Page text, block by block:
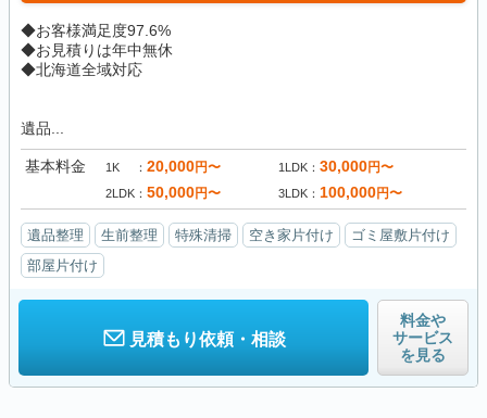
◆お客様満足度97.6%
◆お見積りは年中無休
◆北海道全域対応
遺品...
基本料金 1K 20,000円〜 1LDK 30,000円〜
2LDK 50,000円〜 3LDK 100,000円〜
遺品整理 生前整理 特殊清掃 空き家片付け
ゴミ屋敷片付け
部屋片付け
見積もり依頼・相談
料金や
サービス
を見る